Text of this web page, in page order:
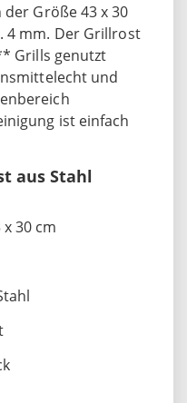
der Größe 43 x 30
4 mm. Der Grillrost
Grills genutzt
und
ist einfach
aus Stahl
30 cm